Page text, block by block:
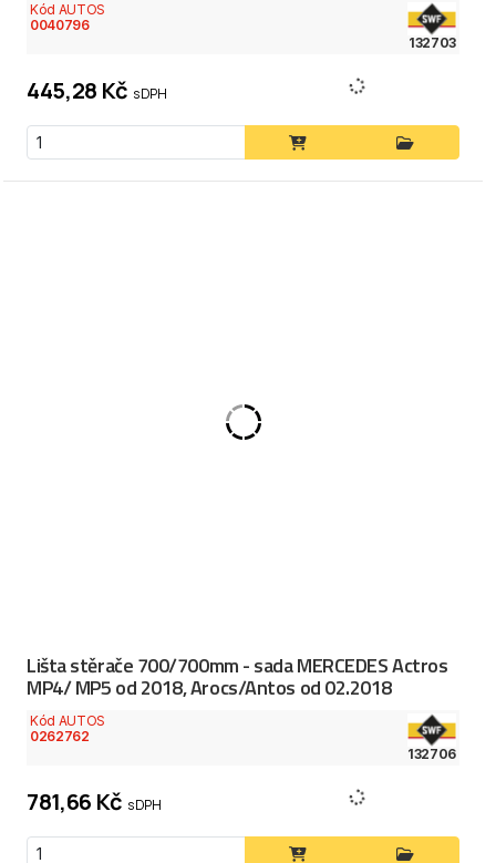
Kód AUTOS
0040796
132703
445,28 Kč s DPH
Lišta stěrače 700/700mm - sada MERCEDES Actros
MP4/ MP5 od 2018, Arocs/Antos od 02.2018
Kód AUTOS
0262762
132706
781,66 Kč s DPH